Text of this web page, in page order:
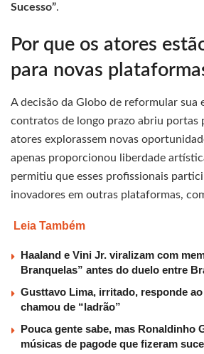
Sucesso”.
Por que os atores
para novas
A decisão da Globo de reformular sua
contratos de longo prazo abriu portas
atores explorassem novas
apenas proporcionou liberdade
permitiu que esses profissionais
inovadores em outras plataformas,
Leia Também
Haaland e Vini Jr. viralizam com
Branquelas” antes do duelo entre
Gusttavo Lima, irritado, responde
chamou de “ladrão”
Pouca gente sabe, mas Ronaldinho
músicas de pagode que fizeram